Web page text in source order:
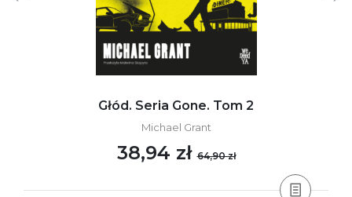
Głód. Seria Gone. Tom 2
Michael Grant
38,94 zł64,90 zł